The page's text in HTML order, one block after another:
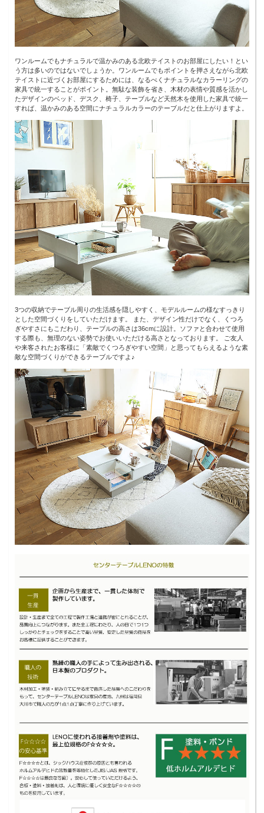
ワンルームでもナチュラルで温かみのある北欧テイストのお部屋にしたい！とい
う方は多いのではないでしょうか。ワンルームでもポイントを押さえながら北欧
テイストに近づくお部屋にするためには、なるべくナチュラルなカラーリングの
家具で統一することがポイント。無駄な装飾を省き、木材の表情や質感を活かし
たデザインのベッド、デスク、椅子、テーブルなど天然木を使用した家具で統一
すれば、温かみのある空間にナチュラルカラーのテーブルだと仕上がりますよ。
3つの収納でテーブル周りの生活感を隠しやすく、モデルルームの様なすっきり
とした空間づくりをしていただけます。 また、デザイン性だけでなく、くつろ
ぎやすさにもこだわり、テーブルの高さは36cmに設計。ソファと合わせて使用
する際も、無理のない姿勢でお使いいただける高さとなっております。 ご友人
や来客されたお客様に「素敵でくつろぎやすい空間」と思ってもらえるような素
敵な空間づくりができるテーブルですよ♪